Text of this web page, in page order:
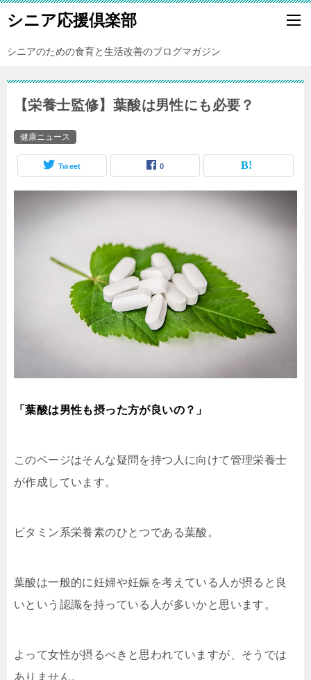
シニア応援倶楽部
シニアのための食育と生活改善のブログマガジン
【栄養士監修】葉酸は男性にも必要？
健康ニュース
Tweet 0
「葉酸は男性も摂った方が良いの？」
このページはそんな疑問を持つ人に向けて管理栄養士
が作成しています。
ビタミン系栄養素のひとつである葉酸。
葉酸は一般的に妊婦や妊娠を考えている人が摂ると良
いという認識を持っている人が多いかと思います。
よって女性が摂るべきと思われていますが、そうでは
ありません。